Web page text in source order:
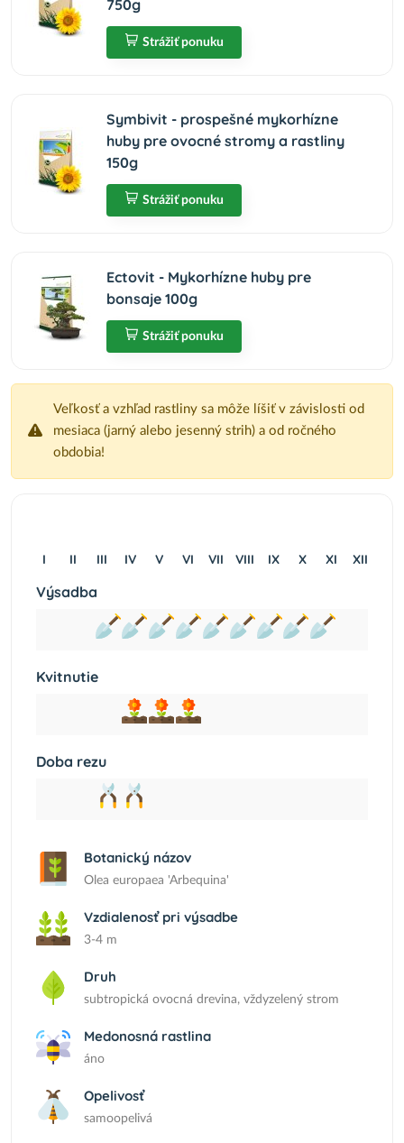
750g
Strážiť ponuku
Symbivit - prospešné mykorhízne
huby pre ovocné stromy a rastliny
150g
Strážiť ponuku
Ectovit - Mykorhízne huby pre
bonsaje 100g
Strážiť ponuku
Veľkosť a vzhľad rastliny sa môže líšiť v závislosti od
mesiaca (jarný alebo jesenný strih) a od ročného
obdobia!
I II III IV V VI VII VIII IX X XI XII
Výsadba
Kvitnutie
Doba rezu
Botanický názov
Olea europaea 'Arbequina'
Vzdialenosť pri výsadbe
3-4 m
Druh
subtropická ovocná drevina, vždyzelený strom
Medonosná rastlina
áno
Opelivosť
samoopelivá